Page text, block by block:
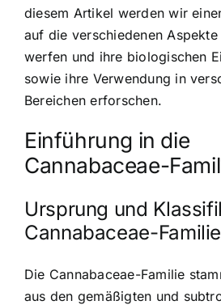
diesem Artikel werden wir
auf die verschiedenen
werfen und ihre biologischen
sowie ihre Verwendung in
Bereichen erforschen.
Einführung in die
Cannabaceae-
Ursprung und
Cannabaceae-Familie
Die Cannabaceae-Familie
aus den gemäßigten und